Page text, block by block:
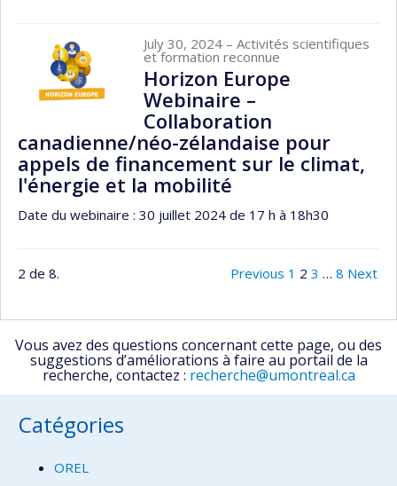
July 30, 2024 – Activités scientifiques
et formation reconnue
Horizon Europe
Webinaire –
Collaboration
canadienne/néo-zélandaise pour
appels de financement sur le climat,
l'énergie et la mobilité
Date du webinaire : 30 juillet 2024 de 17 h à 18h30
2 de 8. Previous 1 2 3 … 8 Next
Vous avez des questions concernant cette page, ou des
suggestions d’améliorations à faire au portail de la
recherche, contactez : recherche@umontreal.ca
Catégories
OREL